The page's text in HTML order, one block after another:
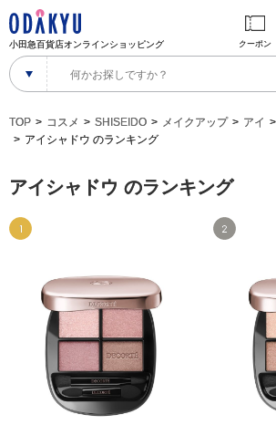
小田急百貨店オンラインショッピング クーポン
TOP コスメ SHISEIDO メイクアップ アイ
アイシャドウ のランキング
アイシャドウ のランキング
1 2